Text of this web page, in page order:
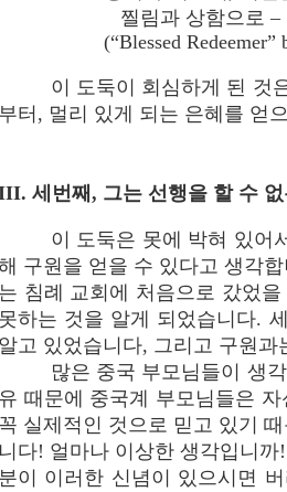
찔림과 상함으로 –
(“Blessed
이 도둑이 회심하게 된 것
부터, 멀리 있게 되는 은혜를 얻
세번째, 그는 선행을 할 수
이 도둑은 못에 박혀 있어
구원을 얻을 수 있다고 생각
는 침례 교회에 처음으로 갔었
못하는 것을 알게 되었습니다.
알고 있었습니다, 그리고 구원
많은 중국 부모님들이 생
유 때문에 중국계 부모님들은
꼭 실제적인 것으로 믿고 있기
니다! 얼마나 이상한 생각입니
분이 이러한 신념이 있으시면